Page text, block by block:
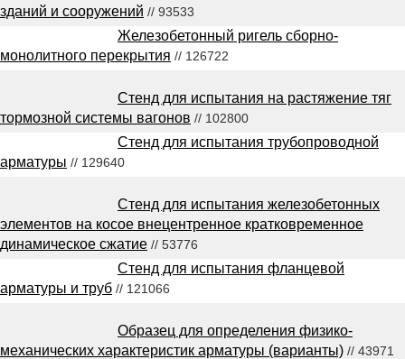
зданий и сооружений // 93533
Железобетонный ригель сборно-
монолитного перекрытия // 126722
Стенд для испытания на растяжение тяг
тормозной системы вагонов // 102800
Стенд для испытания трубопроводной
арматуры // 129640
Стенд для испытания железобетонных
элементов на косое внецентренное кратковременное
динамическое сжатие // 53776
Стенд для испытания фланцевой
арматуры и труб // 121066
Образец для определения физико-
механических характеристик арматуры (варианты) // 43971